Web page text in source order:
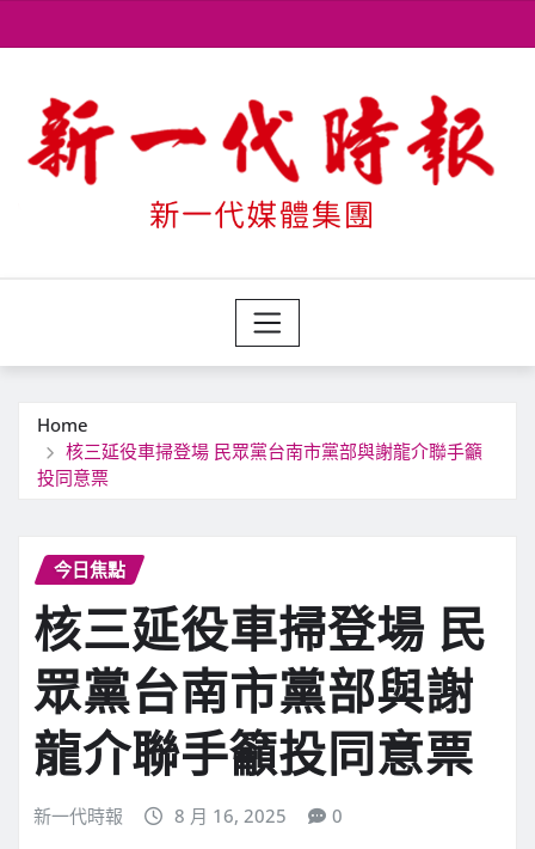
to
Home
核三延役車掃登場 民眾黨台南市黨部與謝龍介聯手籲
投同意票
今日焦點
核三延役車掃登場 民
眾黨台南市黨部與謝
龍介聯手籲投同意票
新一代時報 8 月 16, 2025 0